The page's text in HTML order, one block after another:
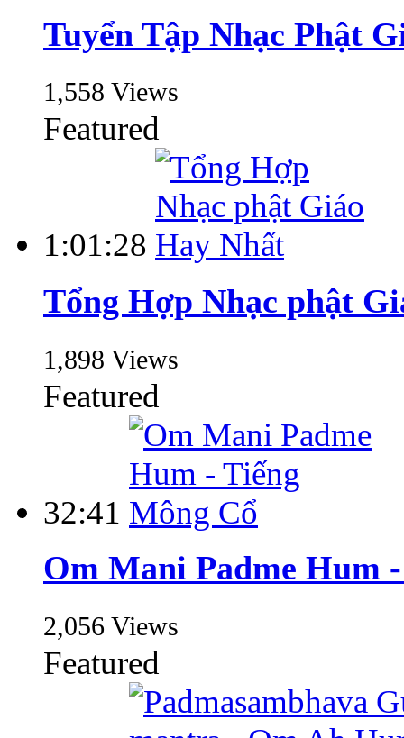
Tuyển Tập Nhạc Phật
1,558 Views
Featured
1:01:28
Tổng Hợp Nhạc phật
1,898 Views
Featured
32:41
Om Mani Padme Hum
2,056 Views
Featured